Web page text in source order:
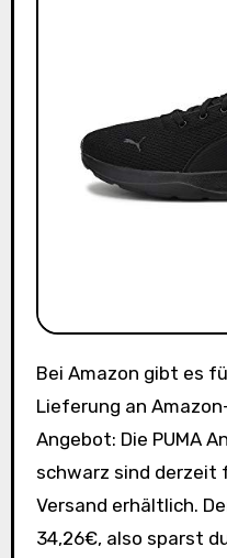
Bei Amazon gibt es für Prime-Mitglieder (oder
Lieferung an
Angebot: Die PUMA
schwarz sind derzeit
Versand erhältlich.
34,26€, also sparst